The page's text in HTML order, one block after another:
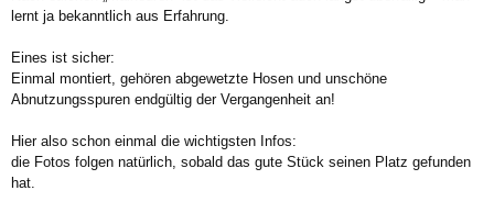
lernt ja bekanntlich aus Erfahrung.
Eines ist sicher:
Einmal montiert, gehören abgewetzte Hosen und unschöne
Abnutzungsspuren endgültig der Vergangenheit an!
Hier also schon einmal die wichtigsten Infos:
die Fotos folgen natürlich, sobald das gute Stück seinen Platz gefunden
hat.